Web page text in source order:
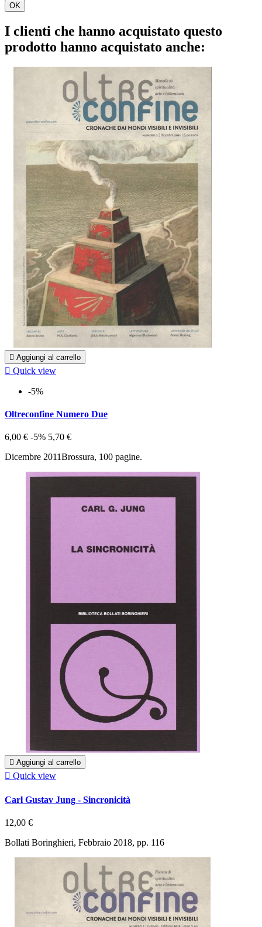
OK
I clienti che hanno acquistato questo
prodotto hanno acquistato anche:
 Aggiungi al carrello
 Quick view
-5%
Oltreconfine Numero Due
6,00 € -5% 5,70 €
Dicembre 2011Brossura, 100 pagine.
 Aggiungi al carrello
 Quick view
Carl Gustav Jung - Sincronicità
12,00 €
Bollati Boringhieri, Febbraio 2018, pp. 116